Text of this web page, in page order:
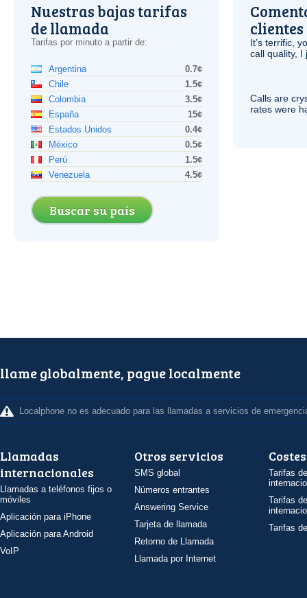
Nuestras bajas tarifas
de llamada
Tarifas por minuto a partir de:
Argentina
0.7¢
Chile
1.5¢
Colombia
3.5¢
España
15¢
Estados Unidos
0.4¢
México
0.5¢
Perú
1.5¢
Venezuela
4.5¢
Buscar su país
clientes
It’s terrific,
call quality, I
Calls are
rates were
llame globalmente, pague localmente
Localphone no es adecuado para las llamadas a servicios de
Llamadas
internacionales
Llamadas a teléfonos fijos o
móviles
Aplicación para iPhone
Aplicación para Android
VoIP
Otros servicios
SMS global
Números entrantes
Answering Service
Tarjeta de llamada
Retorno de Llamada
Llamada por Internet
Costes
Tarifas
Tarifas
Tarifas